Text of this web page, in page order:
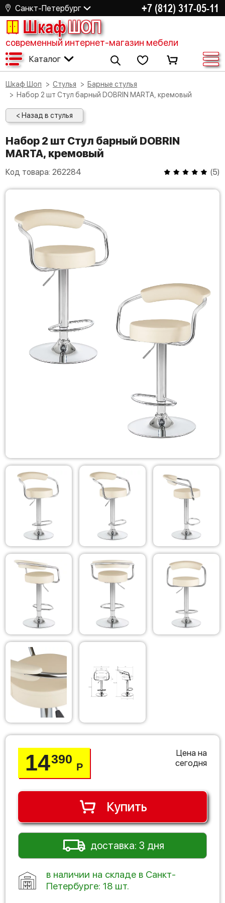
Санкт-Петербург +7 (812) 317-05-11
ШкафШОП
современный интернет-магазин мебели
Каталог
Шкаф Шоп Стулья
Барные стулья
Набор 2 шт Стул барный DOBRIN MARTA, кремовый
< Назад в стулья
Набор 2 шт Стул барный DOBRIN
MARTA, кремовый
Код товара: 262284 (5)
14390
Р
Цена на
сегодня
Купить
доставка: 3 дня
в наличии на складе в Санкт-
Петербурге: 18 шт.